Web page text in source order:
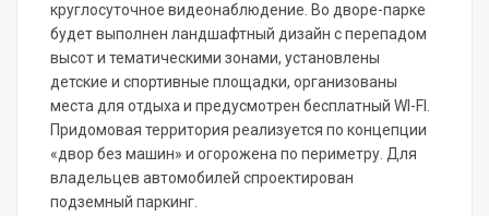
круглосуточное видеонаблюдение. Во дворе-парке
будет выполнен ландшафтный дизайн с перепадом
высот и тематическими зонами, установлены
детские и спортивные площадки, организованы
места для отдыха и предусмотрен бесплатный WI-FI.
Придомовая территория реализуется по концепции
«двор без машин» и огорожена по периметру. Для
владельцев автомобилей спроектирован
подземный паркинг.